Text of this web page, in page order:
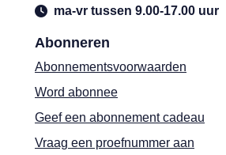
Abonneren
Abonnementsvoorwaarden
Word abonnee
Geef een abonnement cadeau
Vraag een proefnummer aan
ma-vr tussen 9.00-17.00 uur